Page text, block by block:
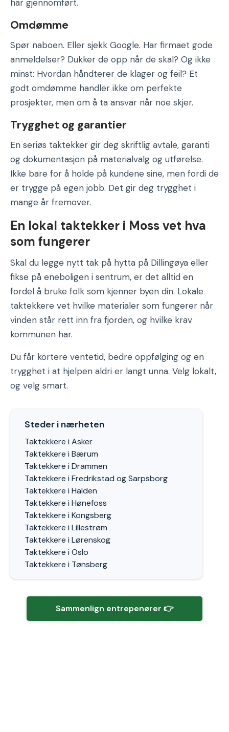
har gjennomført.
Omdømme
Spør naboen. Eller sjekk Google. Har firmaet gode
anmeldelser? Dukker de opp når de skal? Og ikke
minst: Hvordan håndterer de klager og feil? Et
godt omdømme handler ikke om perfekte
prosjekter, men om å ta ansvar når noe skjer.
Trygghet og garantier
En seriøs taktekker gir deg skriftlig avtale, garanti
og dokumentasjon på materialvalg og utførelse.
Ikke bare for å holde på kundene sine, men fordi de
er trygge på egen jobb. Det gir deg trygghet i
mange år fremover.
En lokal taktekker i Moss vet hva
som fungerer
Skal du legge nytt tak på hytta på Dillingøya eller
fikse på eneboligen i sentrum, er det alltid en
fordel å bruke folk som kjenner byen din. Lokale
taktekkere vet hvilke materialer som fungerer når
vinden står rett inn fra fjorden, og hvilke krav
kommunen har.
Du får kortere ventetid, bedre oppfølging og en
trygghet i at hjelpen aldri er langt unna. Velg lokalt,
og velg smart.
Steder i nærheten
Taktekkere i Asker
Taktekkere i Bærum
Taktekkere i Drammen
Taktekkere i Fredrikstad og Sarpsborg
Taktekkere i Halden
Taktekkere i Hønefoss
Taktekkere i Kongsberg
Taktekkere i Lillestrøm
Taktekkere i Lørenskog
Taktekkere i Oslo
Taktekkere i Tønsberg
Sammenlign entrepenører 👉